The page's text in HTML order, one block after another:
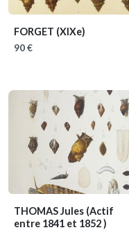
FORGET (XIXe)
90 €
THOMAS Jules (Actif
entre 1841 et 1852 )